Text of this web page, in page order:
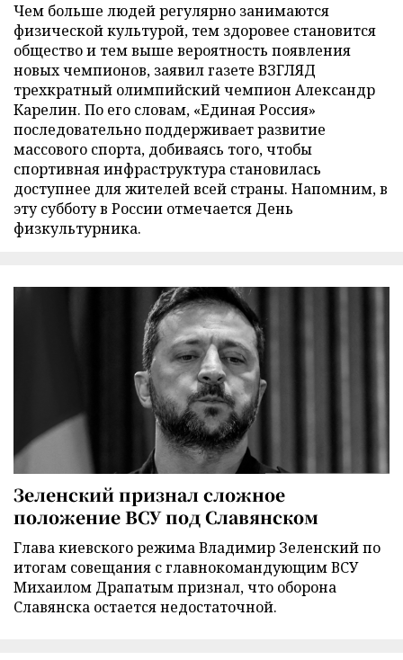
Чем больше людей регулярно занимаются
физической культурой, тем здоровее становится
общество и тем выше вероятность появления
новых чемпионов, заявил газете ВЗГЛЯД
трехкратный олимпийский чемпион Александр
Карелин. По его словам, «Единая Россия»
последовательно поддерживает развитие
массового спорта, добиваясь того, чтобы
спортивная инфраструктура становилась
доступнее для жителей всей страны. Напомним, в
эту субботу в России отмечается День
физкультурника.
Зеленский признал сложное
положение ВСУ под Славянском
Глава киевского режима Владимир Зеленский по
итогам совещания с главнокомандующим ВСУ
Михаилом Драпатым признал, что оборона
Славянска остается недостаточной.